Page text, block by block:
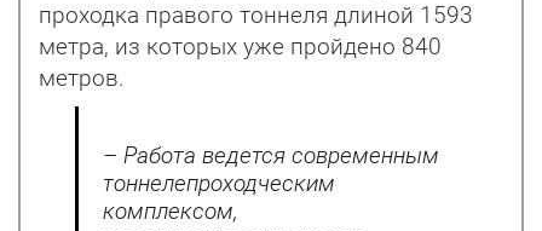
проходка правого тоннеля длиной 1593
метра, из которых уже пройдено 840
метров.
– Работа ведется современным
тоннелепроходческим
комплексом,